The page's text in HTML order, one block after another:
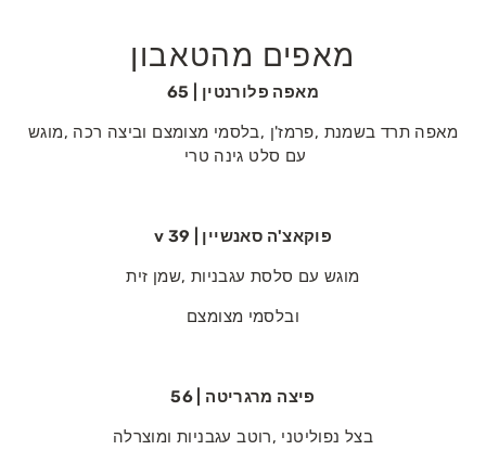
מאפים מהטאבון
מאפה‭ ‬פלורנטין | 65
‬עם‭ ‬סלט‭ ‬גינה‭ ‬טרי‭ ‬
פוקאצ‭'‬ה‭ ‬סאנשיין | 39 v
מוגש‭ ‬עם‭ ‬סלסת‭ ‬עגבניות‭, ‬שמן‭ ‬זית
ובלסמי‭ ‬מצומצם
פיצה‭ ‬מרגריטה | 56
בצל‭ ‬נפוליטני‭, ‬רוטב‭ ‬עגבניות‭ ‬ומוצרלה